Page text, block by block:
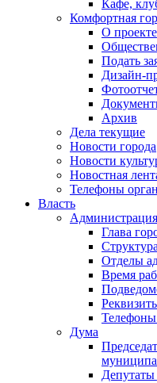
Кафе,
Комфортная
О проекте
Подать
Дизайн-
Архив
Дела текущие
Новости города
Новости
Новостная
Телефоны
Власть
Администрация
Глава
Отделы
Время
Телефоны
Дума